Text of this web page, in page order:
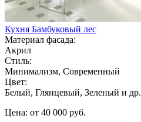
Кухня Бамбуковый лес
Материал фасада:
Акрил
Стиль:
Минимализм, Современный
Цвет:
Белый, Глянцевый, Зеленый и др.
Цена: от 40 000 руб.